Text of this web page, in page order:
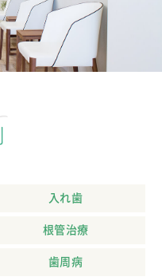
入れ歯
根管治療
歯周病